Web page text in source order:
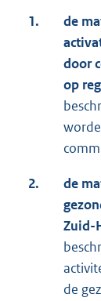
1.
de
door
op
2.
de
Zuid-
de